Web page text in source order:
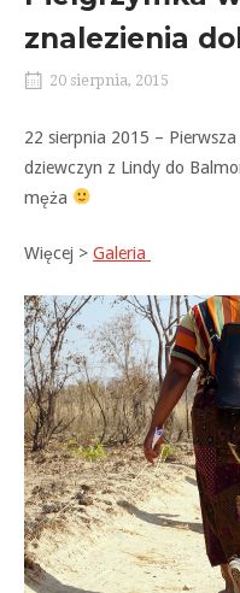
znalezienia
20 sierpnia, 2015
22 sierpnia 2015 –
dziewczyn z Lindy do
męża
Więcej > Galeria